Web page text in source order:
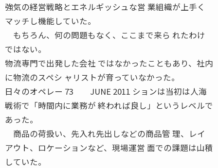
強気の経営戦略とエネルギッシュな営 業組織が上手く
マッチし機能していた。
もちろん、何の問題もなく、ここまで来ら れたわけ
ではない。
物流専門で出発した会社 ではなかったこともあり、社内
に物流のスペシ ャリストが育っていなかった。
日々のオペレー 73 JUNE 2011 ションは当初は人海
戦術で「時間内に業務が 終われば良し」というレベルで
あった。
商品の荷扱い、先入れ先出しなどの商品管 理、レイ
アウト、ロケーションなど、現場運営 面での課題は山積
していた。